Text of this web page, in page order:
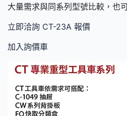
大量需求與同系列型號比較，也
立即洽詢 CT-23A 報價
加入詢價車